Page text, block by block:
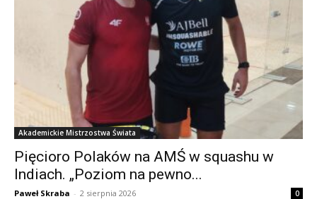
Akademickie Mistrzostwa Świata
Pięcioro Polaków na AMŚ w squashu w
Indiach. „Poziom na pewno...
Paweł Skraba - 2 sierpnia 2026 0